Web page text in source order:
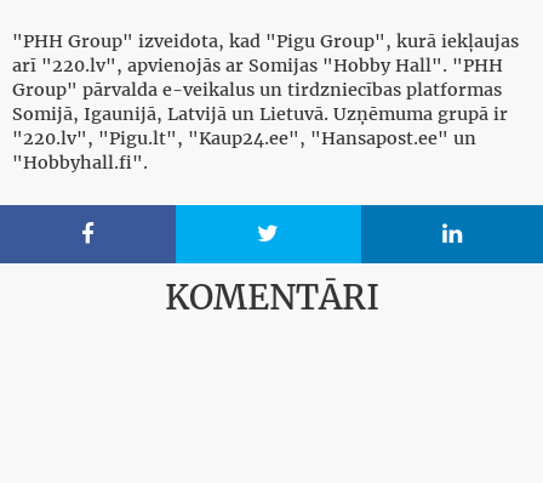
"PHH Group" izveidota, kad "Pigu Group", kurā iekļaujas
arī "220.lv", apvienojās ar Somijas "Hobby Hall". "PHH
Group" pārvalda e-veikalus un tirdzniecības platformas
Somijā, Igaunijā, Latvijā un Lietuvā. Uzņēmuma grupā ir
"220.lv", "Pigu.lt", "Kaup24.ee", "Hansapost.ee" un
"Hobbyhall.fi".
  
KOMENTĀRI